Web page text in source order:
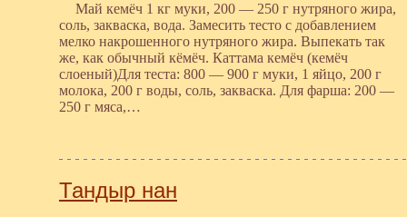
Май кемёч 1 кг муки, 200 — 250 г нутряного жира,
соль, закваска, вода. Замесить тесто с добавлением
мелко накрошенного нутряного жира. Выпекать так
же, как обычный кёмёч. Каттама кемёч (кемёч
слоеный)Для теста: 800 — 900 г муки, 1 яйцо, 200 г
молока, 200 г воды, соль, закваска. Для фарша: 200 —
250 г мяса,…
Тандыр нан